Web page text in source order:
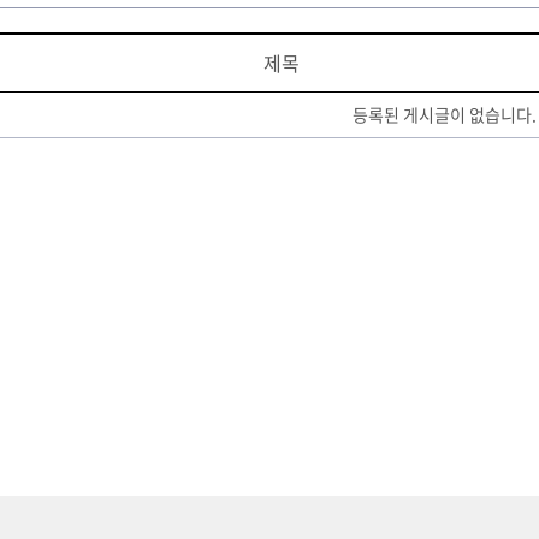
제목
등록된 게시글이 없습니다.